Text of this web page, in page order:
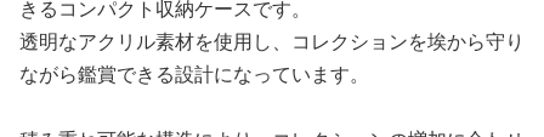
きるコンパクト収納ケースです。
透明なアクリル素材を使用し、コレクションを埃から守り
ながら鑑賞できる設計になっています。